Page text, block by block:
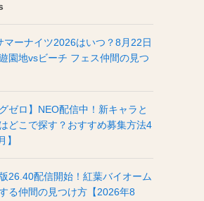
マーナイツ2026はいつ？8月22日
園地vsビーチ フェス仲間の見つ
ゼロ】NEO配信中！新キャラと
どこで探す？おすすめ募集方法4
】
26.40配信開始！紅葉バイオーム
る仲間の見つけ方【2026年8